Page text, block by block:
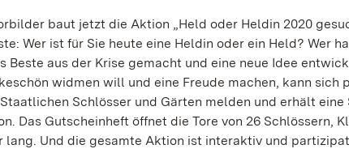
baut jetzt die Aktion „Held oder Heldin 2020
Wer ist für Sie heute eine Heldin oder ein Held? Wer
Beste aus der Krise gemacht und eine neue Idee
widmen will und eine Freude machen, kann sich
Schlösser und Gärten melden und erhält
Das Gutscheinheft öffnet die Tore von 26 Schlössern,
lang. Und die gesamte Aktion ist interaktiv und